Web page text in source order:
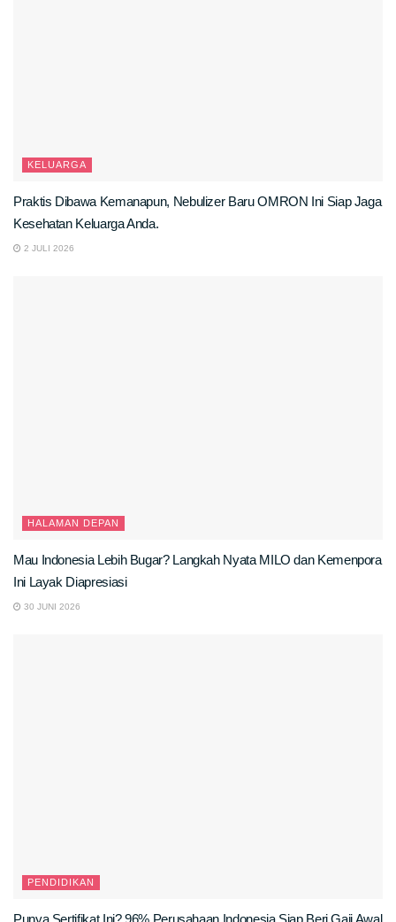
KELUARGA
Praktis Dibawa Kemanapun, Nebulizer Baru OMRON Ini Siap Jaga
Kesehatan Keluarga Anda.
2 JULI 2026
HALAMAN DEPAN
Mau Indonesia Lebih Bugar? Langkah Nyata MILO dan Kemenpora
Ini Layak Diapresiasi
30 JUNI 2026
PENDIDIKAN